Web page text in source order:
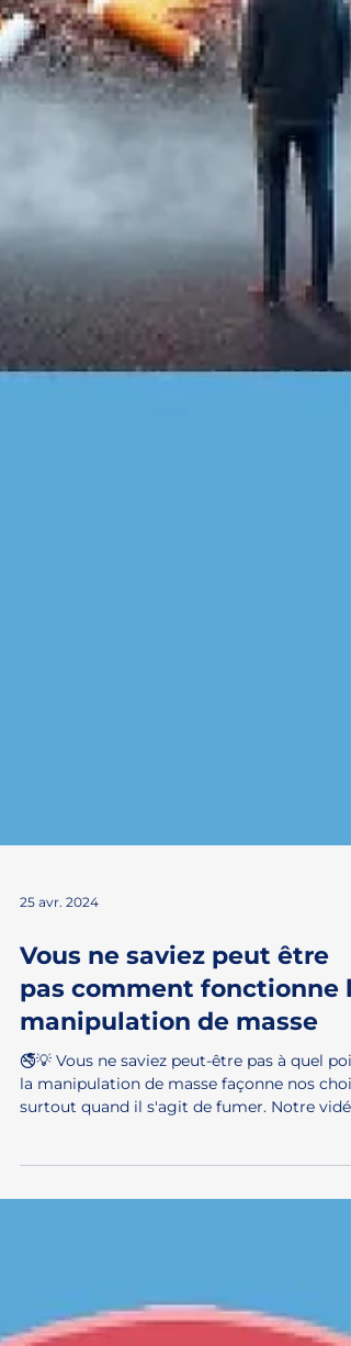
25 avr. 2024
Vous ne saviez peut être
pas comment fonctionne
manipulation de masse
🚭💡 Vous ne saviez peut-être pas à quel